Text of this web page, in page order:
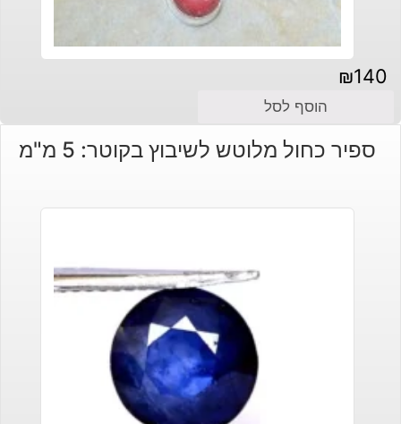
₪140
הוסף לסל
ספיר כחול מלוטש לשיבוץ בקוטר: 5 מ"מ